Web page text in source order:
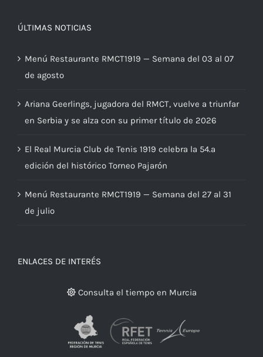
ÚLTIMAS NOTICIAS
Menú Restaurante RMCT1919 — Semana del 03 al 07
de agosto
Ariana Geerlings, jugadora del RMCT, vuelve a triunfar
en Serbia y se alza con su primer título de 2026
El Real Murcia Club de Tenis 1919 celebra la 54.ª
edición del histórico Torneo Pajarón
Menú Restaurante RMCT1919 — Semana del 27 al 31
de julio
ENLACES DE INTERÉS
Consulta el tiempo en Murcia